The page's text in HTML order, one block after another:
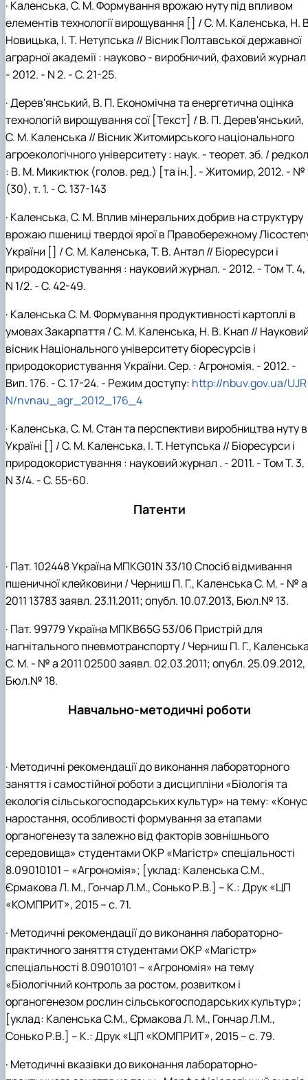
· Каленська, С. М. Формування врожаю нуту під впливом
елементів технології вирощування [] / С. М. Каленська, Н.
Новицька, І. Т. Нетупська // Вісник Полтавської державної
аграрної академії : науково - виробничий, фаховий журнал
- 2012. - N 2. - С. 21-25.
· Дерев'янський, В. П. Економічна та енергетична оцінка
технологій вирощування сої [Текст] / В. П. Дерев'янський,
С. М. Каленська // Вісник Житомирського національного
агроекологічного університету : наук. - теорет. зб. /
: В. М. Микиктюк (голов. ред.) [та ін.]. - Житомир, 2012. - №
(30), т. 1. - С. 137-143
· Каленська, С. М. Вплив мінеральних добрив на структуру
врожаю пшениці твердої ярої в Правобережному
України [] / С. М. Каленська, Т. В. Антал // Біоресурси і
природокористування : науковий журнал. - 2012. - Том Т. 4,
N 1/2. - С. 42-49.
· Каленська С. М. Формування продуктивності картоплі в
умовах Закарпаття / С. М. Каленська, Н. В. Кнап //
вісник Національного університету біоресурсів і
природокористування України. Сер. : Агрономія. - 2012. -
Вип. 176. - С. 17-24. - Режим доступу: http://nbuv.gov.ua/UJR
N/nvnau_agr_2012_176_4
· Каленська, С. М. Стан та перспективи виробництва нуту в
Україні [] / С. М. Каленська, І. Т. Нетупська // Біоресурси і
природокористування : науковий журнал . - 2011. - Том Т. 3,
N 3/4. - С. 55-60.
Патенти
· Пат. 102448 Україна МПКG01N 33/10 Спосіб відмивання
пшеничної клейковини / Черниш П. Г., Каленська С. М. - № a
2011 13783 заявл. 23.11.2011; опубл. 10.07.2013, Бюл.№ 13.
· Пат. 99779 Україна МПКB65G 53/06 Пристрій для
нагнітального пневмотранспорту / Черниш П. Г.,
С. М. - № a 2011 02500 заявл. 02.03.2011; опубл. 25.09.2012,
Бюл.№ 18.
Навчально-методичні роботи
· Методичні рекомендації до виконання лабораторного
заняття і самостійної роботи з дисципліни «Біологія та
екологія сільськогосподарських культур» на тему: «Конус
наростання, особливості формування за етапами
органогенезу та залежно від факторів зовнішнього
середовища» студентами ОКР «Магістр» спеціальності
8.09010101 – «Агрономія»; [уклад: Каленська С.М.,
Єрмакова Л. М., Гончар Л.М., Сонько Р.В.] – К.: Друк «ЦП
«КОМПРИТ», 2015 – с. 71.
· Методичні рекомендації до виконання лабораторно-
практичного заняття студентами ОКР «Магістр»
спеціальності 8.09010101 – «Агрономія» на тему
«Біологічний контроль за ростом, розвитком і
органогенезом рослин сільськогосподарських культур»;
[уклад: Каленська С.М., Єрмакова Л. М., Гончар Л.М.,
Сонько Р.В.] – К.: Друк «ЦП «КОМПРИТ», 2015 – с. 79.
· Методичні вказівки до виконання лабораторно-